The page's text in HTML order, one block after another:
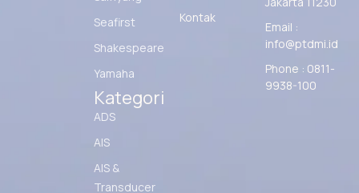
Seafirst
Shakespeare
Yamaha
Kategori
ADS
AIS
AIS &
Transducer
Kontak
Email :
info@ptdmi.id
Phone : 0811-
9938-100